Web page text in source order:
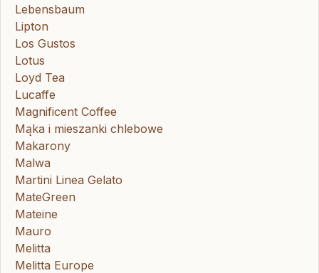
Lebensbaum
Lipton
Los Gustos
Lotus
Loyd Tea
Lucaffe
Magnificent Coffee
Mąka i mieszanki chlebowe
Makarony
Malwa
Martini Linea Gelato
MateGreen
Mateine
Mauro
Melitta
Melitta Europe